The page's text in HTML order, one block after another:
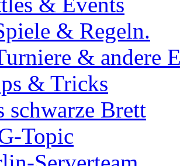
& Regeln.
& andere
& Tricks
schwarze Brett
Topic